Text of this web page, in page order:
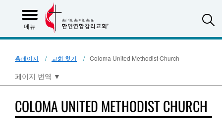
메뉴
홈페이지 교회 찾기 Coloma United Methodist Church
페이지 번역 ▼
COLOMA UNITED METHODIST CHURCH